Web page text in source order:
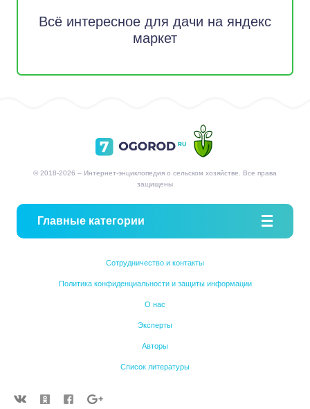
Всё интересное для дачи на яндекс
маркет
© 2018-2026 – Интернет-энциклопедия о сельском хозяйстве. Все права
защищены
Главные категории
Сотрудничество и контакты
Политика конфиденциальности и защиты информации
О нас
Эксперты
Авторы
Список литературы